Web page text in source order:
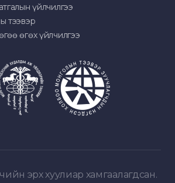
үйлчилгээ
тээвэр
өгөх үйлчилгээ
эрх хуулиар хамгаалагдсан.